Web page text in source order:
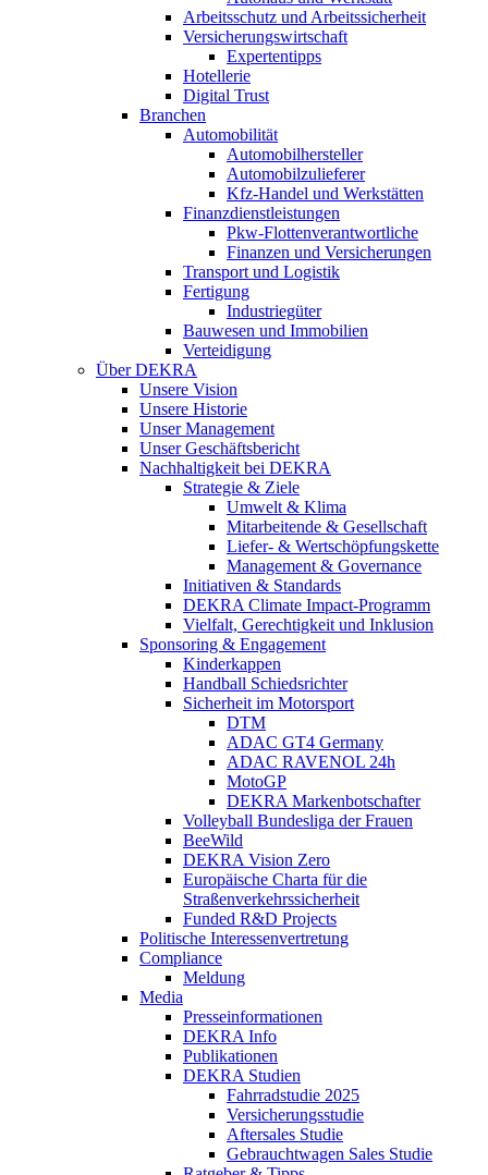
Arbeitsschutz und Arbeitssicherheit
Versicherungswirtschaft
Expertentipps
Hotellerie
Digital Trust
Branchen
Automobilität
Automobilhersteller
Automobilzulieferer
Kfz-Handel und Werkstätten
Finanzdienstleistungen
Pkw‑Flottenverantwortliche
Finanzen und Versicherungen
Transport und Logistik
Fertigung
Industriegüter
Bauwesen und Immobilien
Verteidigung
Über DEKRA
Unsere Vision
Unsere Historie
Unser Management
Unser Geschäftsbericht
Nachhaltigkeit bei DEKRA
Strategie & Ziele
Umwelt & Klima
Mitarbeitende & Gesellschaft
Liefer- & Wertschöpfungskette
Management & Governance
Initiativen & Standards
DEKRA Climate Impact-Programm
Vielfalt, Gerechtigkeit und Inklusion​
Sponsoring & Engagement
Kinderkappen
Handball Schiedsrichter
Sicherheit im Motorsport
DTM
ADAC GT4 Germany
ADAC RAVENOL 24h
MotoGP
DEKRA Markenbotschafter
Volleyball Bundesliga der Frauen
BeeWild
DEKRA Vision Zero
Europäische Charta für die
Straßenverkehrssicherheit
Funded R&D Projects
Politische Interessenvertretung
Compliance
Meldung
Media
Presseinformationen
DEKRA Info
Publikationen
DEKRA Studien
Fahrradstudie 2025
Versicherungsstudie
Aftersales Studie
Gebrauchtwagen Sales Studie